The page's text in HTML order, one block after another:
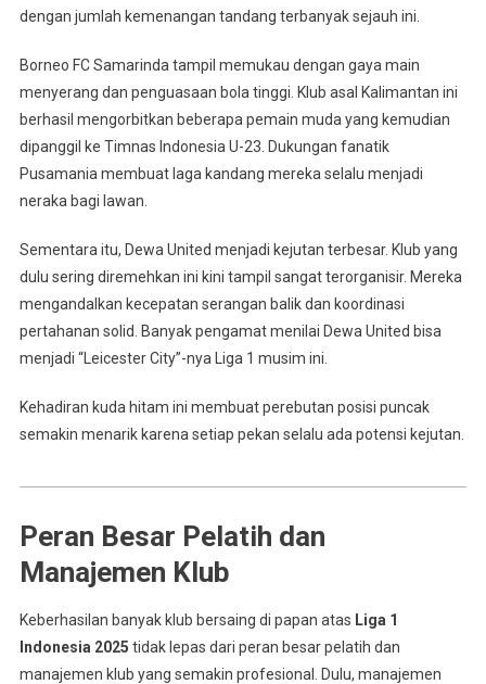
dengan jumlah kemenangan tandang terbanyak sejauh ini.
Borneo FC Samarinda tampil memukau dengan gaya main
menyerang dan penguasaan bola tinggi. Klub asal Kalimantan ini
berhasil mengorbitkan beberapa pemain muda yang kemudian
dipanggil ke Timnas Indonesia U-23. Dukungan fanatik
Pusamania membuat laga kandang mereka selalu menjadi
neraka bagi lawan.
Sementara itu, Dewa United menjadi kejutan terbesar. Klub yang
dulu sering diremehkan ini kini tampil sangat terorganisir. Mereka
mengandalkan kecepatan serangan balik dan koordinasi
pertahanan solid. Banyak pengamat menilai Dewa United bisa
menjadi “Leicester City”-nya Liga 1 musim ini.
Kehadiran kuda hitam ini membuat perebutan posisi puncak
semakin menarik karena setiap pekan selalu ada potensi kejutan.
Peran Besar Pelatih dan
Manajemen Klub
Keberhasilan banyak klub bersaing di papan atas Liga 1
Indonesia 2025 tidak lepas dari peran besar pelatih dan
manajemen klub yang semakin profesional. Dulu, manajemen